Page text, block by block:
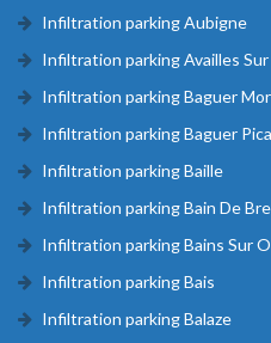
Infiltration parking Aubigne
Infiltration parking Availles
Infiltration parking Baguer
Infiltration parking Baguer
Infiltration parking Baille
Infiltration parking Bain De
Infiltration parking Bains Sur
Infiltration parking Bais
Infiltration parking Balaze